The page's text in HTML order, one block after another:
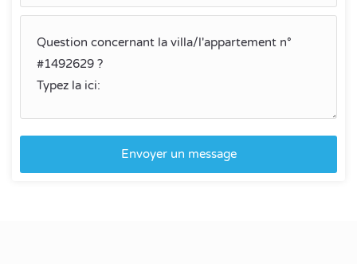
Envoyer un message